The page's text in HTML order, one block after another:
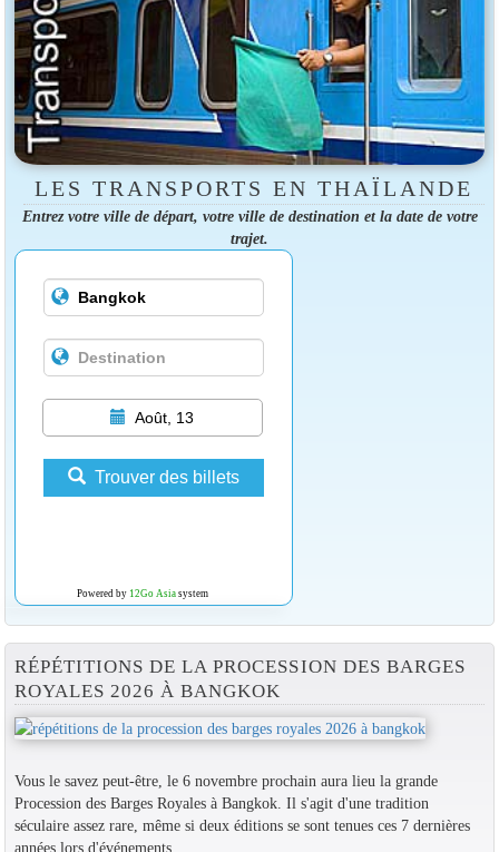
LES TRANSPORTS EN THAÏLANDE
Entrez votre ville de départ, votre ville de destination et la date de votre
trajet.
Août, 13
Trouver des billets
Powered by 12Go Asiasystem
RÉPÉTITIONS DE LA PROCESSION DES BARGES
ROYALES 2026 À BANGKOK
Vous le savez peut-être, le 6 novembre prochain aura lieu la grande
Procession des Barges Royales à Bangkok. Il s'agit d'une tradition
séculaire assez rare, même si deux éditions se sont tenues ces 7 dernières
années lors d'événements...